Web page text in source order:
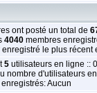
ont posté un total de
4040membres
enregistré le plus récent
5utilisateurs en ligne ::
nombre d'utilisateurs
Aucun